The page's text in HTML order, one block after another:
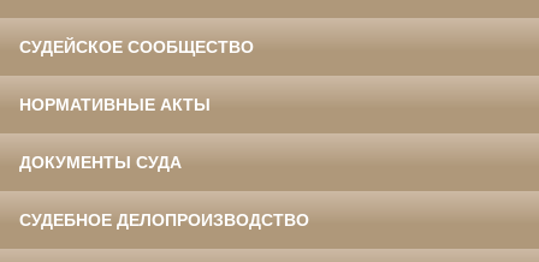
СУДЕЙСКОЕ СООБЩЕСТВО
НОРМАТИВНЫЕ АКТЫ
ДОКУМЕНТЫ СУДА
СУДЕБНОЕ ДЕЛОПРОИЗВОДСТВО